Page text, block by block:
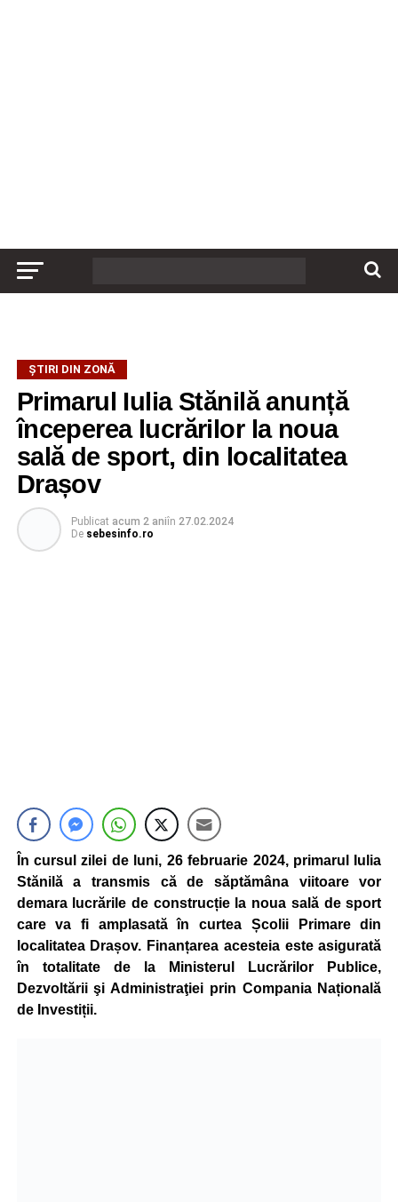
ȘTIRI DIN ZONĂ
Primarul Iulia Stănilă anunță
începerea lucrărilor la noua
sală de sport, din localitatea
Drașov
Publicat acum 2 aniîn 27.02.2024
De sebesinfo.ro
În cursul zilei de luni, 26 februarie 2024, primarul Iulia
Stănilă a transmis că de săptămâna viitoare vor
demara lucrările de construcție la noua sală de sport
care va fi amplasată în curtea Școlii Primare din
localitatea Drașov. Finanțarea acesteia este asigurată
în totalitate de la Ministerul Lucrărilor Publice,
Dezvoltării şi Administraţiei prin Compania Națională
de Investiții.